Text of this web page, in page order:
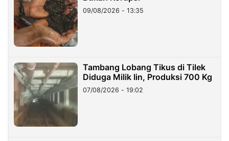
09/08/2026 - 13:35
Tambang Lobang Tikus di Tilek
Diduga Milik Iin, Produksi 700 Kg
07/08/2026 - 19:02